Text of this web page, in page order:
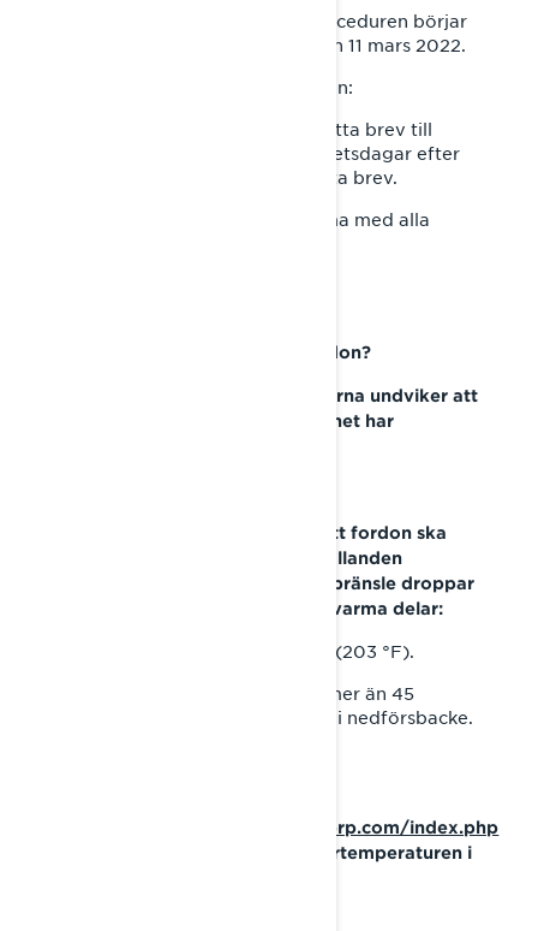
● Delarna för reparationsproceduren börjar
vara tillgängliga i nätverket från 11 mars 2022.
● Om du leasade detta fordon:
○ Skicka en kopia av detta brev till
leasegivaren inom tio arbetsdagar efter
den dag du tog emot detta brev.
○ Du ska göra detsamma med alla
Kan jag fortsätta köra mitt fordon?
BRP rekommenderar att kunderna undviker att
använda sina fordon tills fordonet har
En kund som måste använda sitt fordon ska
UNDVIKA BÅDA följande förhållanden
samtidigt, för att förhindra att bränsle droppar
från ventilationsöppningen på varma delar:
1. Motortemperatur över 95 °C (203 °F).
2. Att luta fordonet åt höger i mer än 45
grader ELLER parkering/stopp i nedförsbacke.
https://www.operatorsguides.brp.com/index.php
för att lära dig hur du ser motortemperaturen i